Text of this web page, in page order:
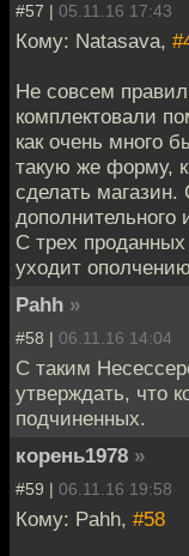
#57 | 05.11.16 17:43
Кому: Natasava,
Не совсем
комплектовали
как очень много
такую же форму,
сделать магазин.
С трех
уходит
Pahh »
#58 | 06.11.16 14:04
С таким
утверждать, что
подчиненных.
корень1978 »
#59 | 06.11.16 19:58
Кому: Pahh, #58